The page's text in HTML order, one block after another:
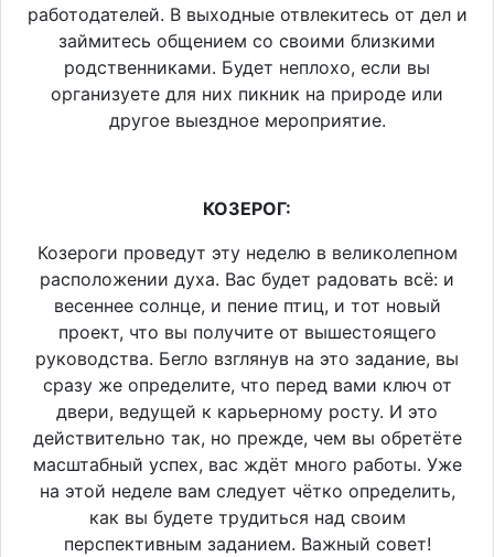
работодателей. В выходные отвлекитесь от дел и
займитесь общением со своими близкими
родственниками. Будет неплохо, если вы
организуете для них пикник на природе или
другое выездное мероприятие.
КОЗЕРОГ:
Козероги проведут эту неделю в великолепном
расположении духа. Вас будет радовать всё: и
весеннее солнце, и пение птиц, и тот новый
проект, что вы получите от вышестоящего
руководства. Бегло взглянув на это задание, вы
сразу же определите, что перед вами ключ от
двери, ведущей к карьерному росту. И это
действительно так, но прежде, чем вы обретёте
масштабный успех, вас ждёт много работы. Уже
на этой неделе вам следует чётко определить,
как вы будете трудиться над своим
перспективным заданием. Важный совет!